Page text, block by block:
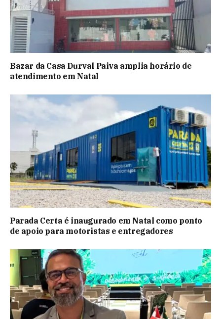
Bazar da Casa Durval Paiva amplia horário de
atendimento em Natal
Parada Certa é inaugurado em Natal como ponto
de apoio para motoristas e entregadores